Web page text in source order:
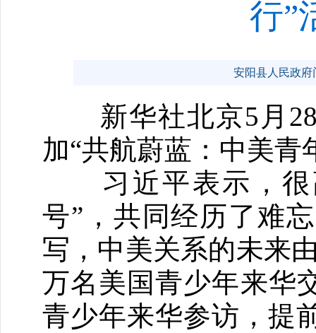
行”
安阳县人民政府
新华社北京5月28
加“共航蔚蓝：中美青
习近平表示，很
号”，共同经历了难
写，中美关系的未来
万名美国青少年来华
青少年来华参访，提